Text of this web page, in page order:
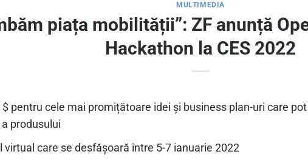
MULTIMEDIA
piața mobilității”: ZF anunță
Hackathon la CES 2022
$ pentru cele mai promițătoare idei și business plan-uri care
produsului
virtual care se desfășoară între 5-7 ianuarie 2022